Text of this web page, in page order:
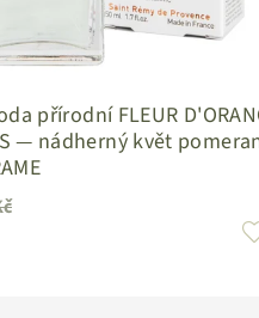
nechce očichávat celý
přírodní FLEUR
— nádherný květ